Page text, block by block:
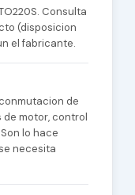
Consulta
(disposicion
el fabricante.
de
motor, control
lo hace
necesita